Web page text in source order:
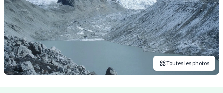
Toutes les photos